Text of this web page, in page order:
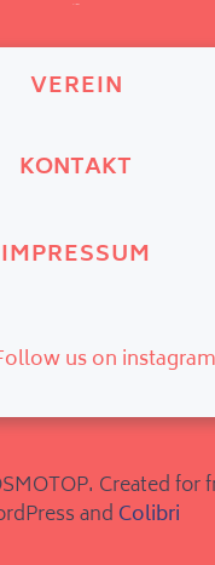
VEREIN
KONTAKT
IMPRESSUM
us on instagram
Created for
and Colibri